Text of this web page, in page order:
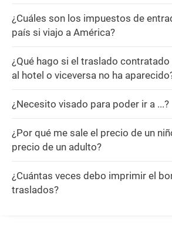
¿Cuáles son los impuestos de
país si viajo a América?
¿Qué hago si el traslado
al hotel o viceversa no ha
¿Necesito visado para poder ir a ...?
¿Por qué me sale el precio de un
precio de un adulto?
¿Cuántas veces debo imprimir el
traslados?